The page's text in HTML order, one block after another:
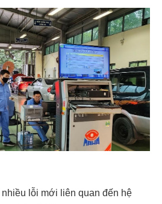
lỗi mới liên quan đến hệ